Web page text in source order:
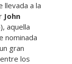
llevada a la
John
aquella
nominada
gran
los